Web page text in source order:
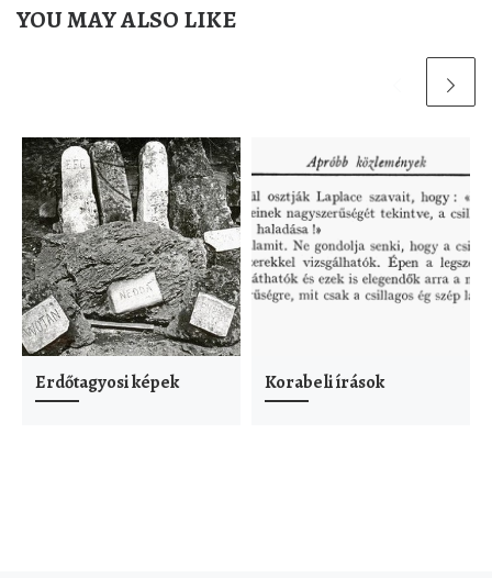
YOU MAY ALSO LIKE
Erdőtagyosi képek Korabeli írások